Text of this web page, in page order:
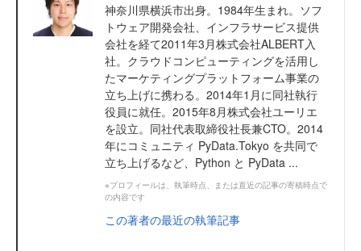
神奈川県横浜市出身。1984年生まれ。ソフ
トウェア開発会社、インフラサービス提供
会社を経て2011年3月株式会社ALBERT入
社。クラウドコンピューティングを活用し
たマーケティングプラットフォーム事業の
立ち上げに携わる。2014年1月に同社執行
役員に就任。2015年8月株式会社ユーリエ
を設立。同社代表取締役社長兼CTO。2014
年にコミュニティ PyData.Tokyo を共同で
立ち上げるなど、Python と PyData ...
※プロフィールは、執筆時点、または直近の記事の寄稿時点で
の内容です
この著者の最近の執筆記事